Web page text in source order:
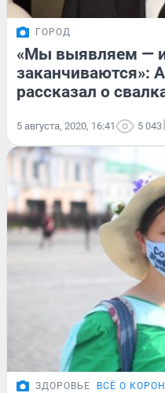
ГОРОД
«Мы выявляем —
заканчиваются»:
рассказал о
5 августа, 2020, 16:41 5 043
ЗДОРОВЬЕ ВСЁ О